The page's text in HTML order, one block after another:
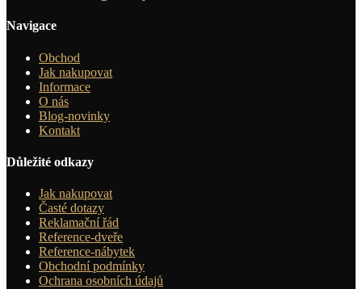
Navigace
Obchod
Jak nakupovat
Informace
O nás
Blog-novinky
Kontakt
Důležité odkazy
Jak nakupovat
Časté dotazy
Reklamační řád
Reference-dveře
Reference-nábytek
Obchodní podmínky
Ochrana osobních údajů